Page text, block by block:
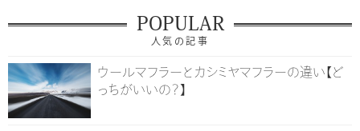
POPULAR
人気の記事
ウールマフラーとカシミヤマフラーの違い【ど
っちがいいの？】